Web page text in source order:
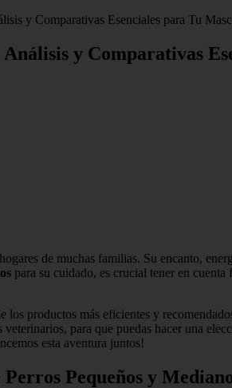
y Comparativas Esenciales para Tu
y Comparativas
de muchas familias. Su encanto,
para su cuidado, es crucial tener en cuenta
los productos más eficientes y
para que puedas hacer una
esta aventura juntos!
Pequeños y